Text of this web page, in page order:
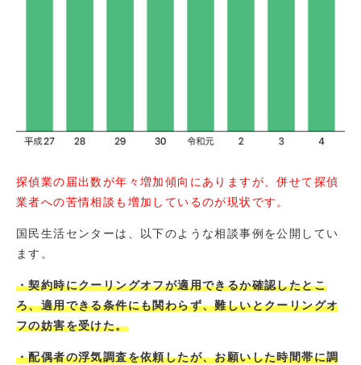
探偵業の届出数が年々増加傾向にありますが、併せて探偵
業者への苦情相談も増加しているのが現状です。
国民生活センターは、以下のような相談事例を公開してい
ます。
・契約時にクーリングオフが適用できるか確認したとこ
ろ、適用できる条件にも関わらず、難しいとクーリングオ
フの妨害を受けた。
・配偶者の浮気調査を依頼したが、お願いした時間帯に調